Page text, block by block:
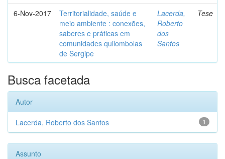
6-Nov-2017
Territorialidade, saúde e
meio ambiente : conexões,
saberes e práticas em
comunidades quilombolas
de Sergipe
Lacerda,
Roberto
dos
Santos
Tese
Busca facetada
Autor
1
Lacerda, Roberto dos Santos
Assunto